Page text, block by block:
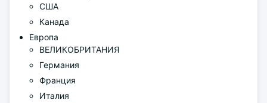
США
Канада
Европа
ВЕЛИКОБРИТАНИЯ
Германия
Франция
Италия